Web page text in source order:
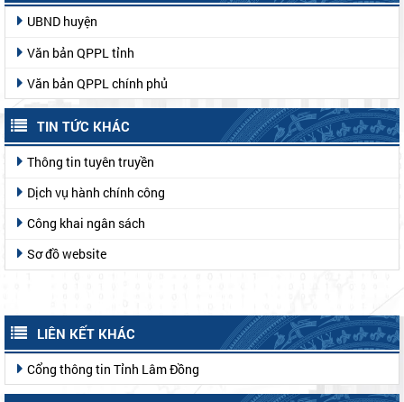
UBND huyện
Văn bản QPPL tỉnh
Văn bản QPPL chính phủ
TIN TỨC KHÁC
Thông tin tuyên truyền
Dịch vụ hành chính công
Công khai ngân sách
Sơ đồ website
LIÊN KẾT KHÁC
Cổng thông tin Tỉnh Lâm Đồng